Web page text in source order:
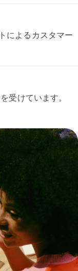
によるカスタマー
受けています。